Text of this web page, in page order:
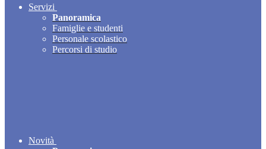
Servizi
Panoramica
Famiglie e studenti
Personale scolastico
Percorsi di studio
Novità